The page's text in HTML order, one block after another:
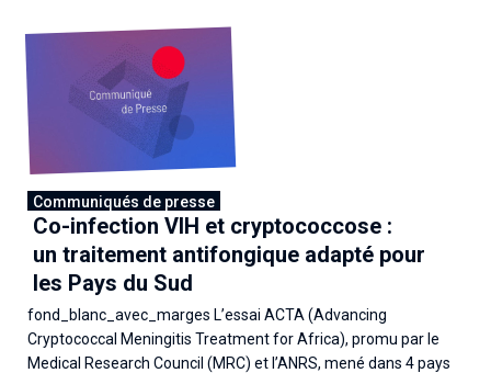
Communiqués de presse
Co-infection VIH et cryptococcose :
un traitement antifongique adapté pour
les Pays du Sud
fond_blanc_avec_marges L’essai ACTA (Advancing
Cryptococcal Meningitis Treatment for Africa), promu par le
Medical Research Council (MRC) et l’ANRS, mené dans 4 pays